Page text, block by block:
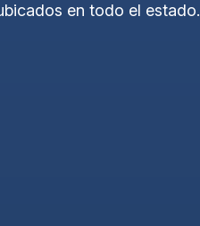
en todo el estado.